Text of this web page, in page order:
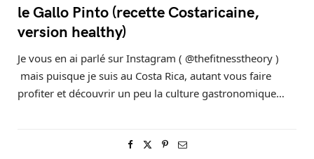
le Gallo Pinto (recette Costaricaine,
version healthy)
Je vous en ai parlé sur Instagram ( @thefitnesstheory )
mais puisque je suis au Costa Rica, autant vous faire
profiter et découvrir un peu la culture gastronomique…